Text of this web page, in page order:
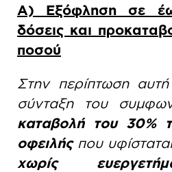
Α) Εξόφληση σε
δόσεις και
ποσού
Στην περίπτωση αυτή
σύνταξη του
καταβολή του 30%
οφειλήςπου υφίσταται
χωρίς